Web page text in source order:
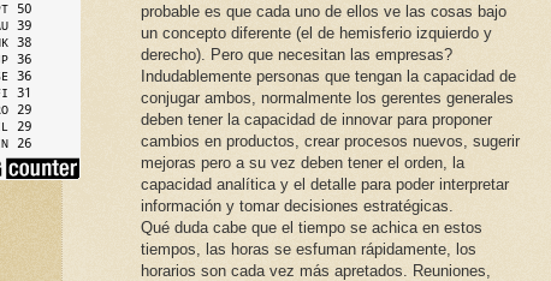
probable es que cada uno de ellos ve las cosas bajo
un concepto diferente (el de hemisferio izquierdo y
derecho). Pero que necesitan las empresas?
Indudablemente personas que tengan la capacidad de
conjugar ambos, normalmente los gerentes generales
deben tener la capacidad de innovar para proponer
cambios en productos, crear procesos nuevos, sugerir
mejoras pero a su vez deben tener el orden, la
capacidad analítica y el detalle para poder interpretar
información y tomar decisiones estratégicas.
Qué duda cabe que el tiempo se achica en estos
tiempos, las horas se esfuman rápidamente, los
horarios son cada vez más apretados. Reuniones,